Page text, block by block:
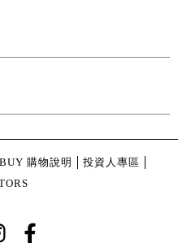
購物說明
投資人專區